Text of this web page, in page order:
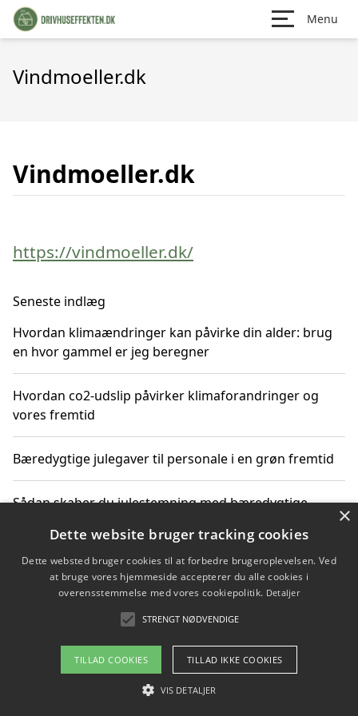
Menu
Vindmoeller.dk
Vindmoeller.dk
https://vindmoeller.dk/
Seneste indlæg
Hvordan klimaændringer kan påvirke din alder: brug
en hvor gammel er jeg beregner
Hvordan co2-udslip påvirker klimaforandringer og
vores fremtid
Bæredygtige julegaver til personale i en grøn fremtid
Sådan skaber du julestemning med bæredygtige
Sådan skaber du et bæredygtigt hjem med familien i
Copyright 2026 - Pilanto Aps
Om / kontakt
×
Dette website bruger tracking cookies
Dette websted bruger cookies til at forbedre brugeroplevelsen. Ved
at bruge vores hjemmeside accepterer du alle cookies i
overensstemmelse med vores cookiepolitik. Detaljer
STRENGT NØDVENDIGE
TILLAD COOKIES TILLAD IKKE COOKIES
VIS DETALJER